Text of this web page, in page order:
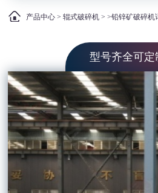
产品中心 >辊式破碎机 > >铅锌矿破碎机
型号齐全可